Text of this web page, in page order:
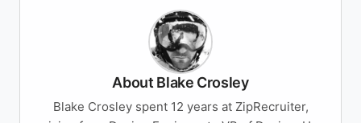
About Blake Crosley
Blake Crosley spent 12 years at ZipRecruiter,